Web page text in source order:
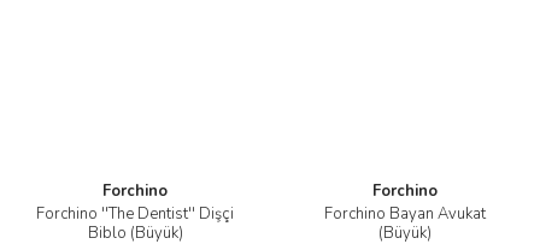
Forchino
Forchino ''The Dentist'' Dişçi
Biblo (Büyük)
Forchino
Forchino Bayan Avukat
(Büyük)